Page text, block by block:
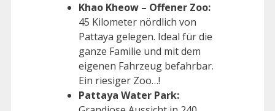
Khao Kheow – Offener Zoo:
45 Kilometer nördlich von
Pattaya gelegen. Ideal für die
ganze Familie und mit dem
eigenen Fahrzeug befahrbar.
Ein riesiger Zoo…!
Pattaya Water Park: